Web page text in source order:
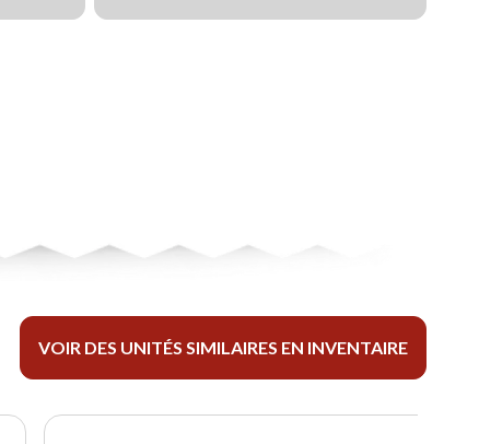
VOIR DES UNITÉS SIMILAIRES EN INVENTAIRE